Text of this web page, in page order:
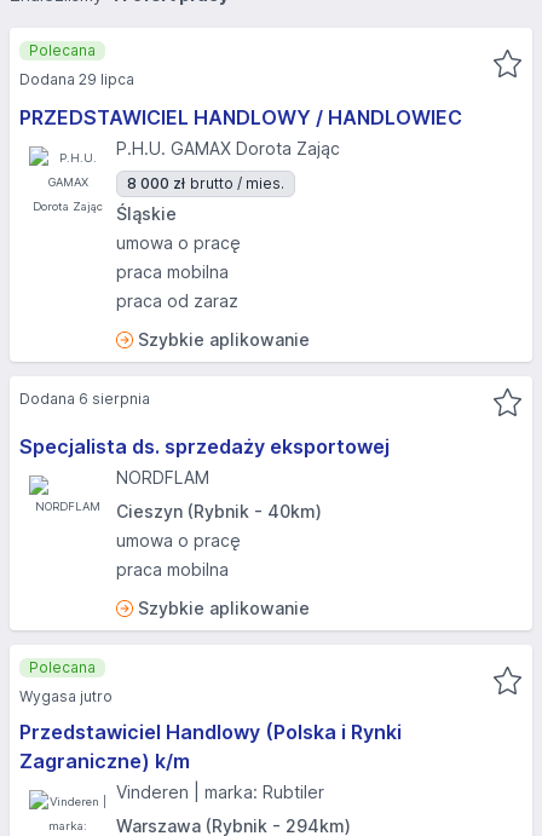
PRZEDSTAWICIEL HANDLOWY / HANDLOWIEC
P.H.U. GAMAX Dorota Zając
8 000 zł brutto / mies.
Śląskie
umowa o pracę
praca mobilna
praca od zaraz
Szybkie aplikowanie
Polecana
Dodana 29 lipca
Specjalista ds. sprzedaży eksportowej
NORDFLAM
Cieszyn (Rybnik - 40km)
umowa o pracę
praca mobilna
Szybkie aplikowanie
Dodana 6 sierpnia
Przedstawiciel Handlowy (Polska i Rynki
Zagraniczne) k/m
Vinderen | marka: Rubtiler
Warszawa (Rybnik - 294km)
Polecana
Wygasa jutro